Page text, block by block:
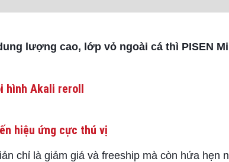
lượng cao, lớp vỏ ngoài cá thì PISEN
hình Akali reroll
hiệu ứng cực thú vị
chỉ là giảm giá và freeship mà còn hứa hẹn